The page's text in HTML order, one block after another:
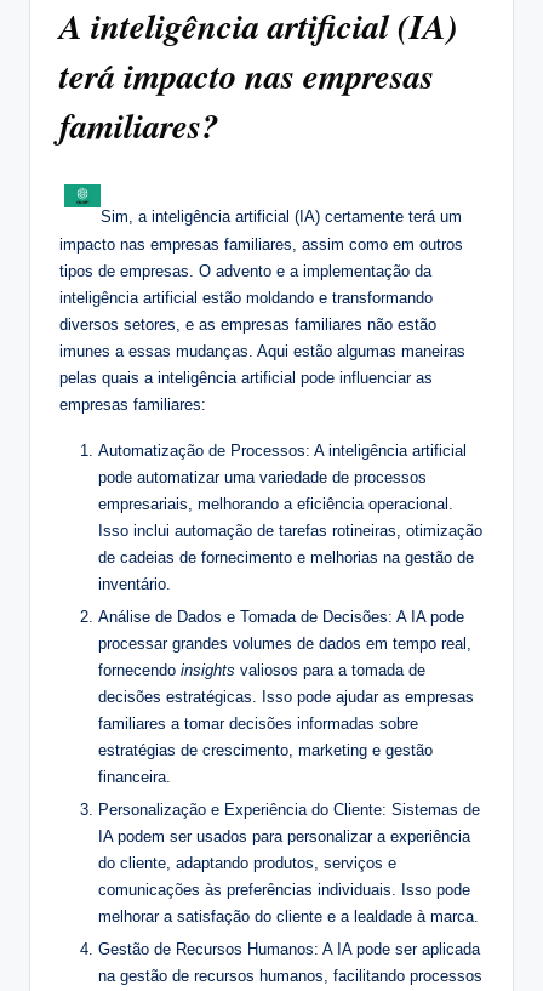
A inteligência artificial (IA)
terá impacto nas empresas
familiares?
Sim, a inteligência artificial (IA) certamente terá um
impacto nas empresas familiares, assim como em outros
tipos de empresas. O advento e a implementação da
inteligência artificial estão moldando e transformando
diversos setores, e as empresas familiares não estão
imunes a essas mudanças. Aqui estão algumas maneiras
pelas quais a inteligência artificial pode influenciar as
empresas familiares:
Automatização de Processos: A inteligência artificial
pode automatizar uma variedade de processos
empresariais, melhorando a eficiência operacional.
Isso inclui automação de tarefas rotineiras, otimização
de cadeias de fornecimento e melhorias na gestão de
inventário.
Análise de Dados e Tomada de Decisões: A IA pode
processar grandes volumes de dados em tempo real,
fornecendo insights valiosos para a tomada de
decisões estratégicas. Isso pode ajudar as empresas
familiares a tomar decisões informadas sobre
estratégias de crescimento, marketing e gestão
financeira.
Personalização e Experiência do Cliente: Sistemas de
IA podem ser usados para personalizar a experiência
do cliente, adaptando produtos, serviços e
comunicações às preferências individuais. Isso pode
melhorar a satisfação do cliente e a lealdade à marca.
Gestão de Recursos Humanos: A IA pode ser aplicada
na gestão de recursos humanos, facilitando processos